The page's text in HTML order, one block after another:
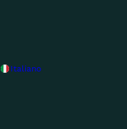
Italiano